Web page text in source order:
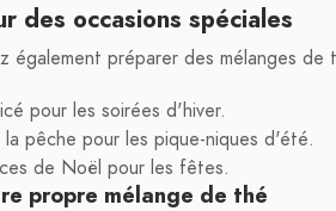
des occasions spéciales
également préparer des mélanges
pour les soirées d'hiver.
la pêche pour les pique-niques d'été.
de Noël pour les fêtes.
propre mélange de thé